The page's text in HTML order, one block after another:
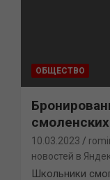
ОБЩЕСТВО
10.03.2023
новостей в
Школьники